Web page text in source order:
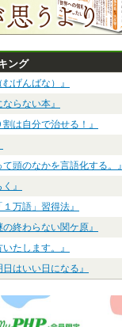
ング
むげんばな）』
ならない本』
割は自分で治せる！』
て頭のなかを言語化する。』
』
１万語」習得法』
の終わらない関ケ原』
いたします。』
日はいい日になる』